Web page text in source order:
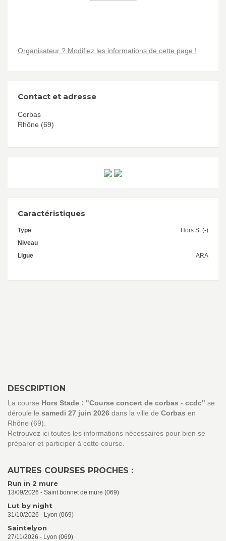
Organisateur ? Modifiez les informations de cette page !
Contact et adresse
Corbas
Rhône (69)
Caractéristiques
Type
Hors St (-)
Niveau
Ligue
ARA
DESCRIPTION
La course Hors Stade : "Course concert de corbas - ccdc" se
déroule le samedi 27 juin 2026 dans la ville de Corbas en
Rhône (69).
Retrouvez ici toutes les informations nécessaires pour bien se
préparer et participer à cette course.
AUTRES COURSES PROCHES :
Run in 2 mure
13/09/2026 - Saint bonnet de mure (069)
Lut by night
31/10/2026 - Lyon (069)
Saintelyon
27/11/2026 - Lyon (069)